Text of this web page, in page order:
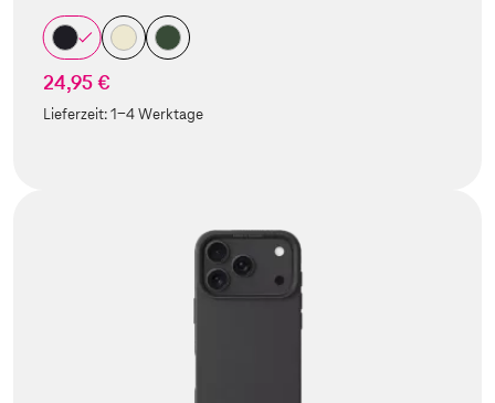
24,95 €
Lieferzeit:1-4 Werktage